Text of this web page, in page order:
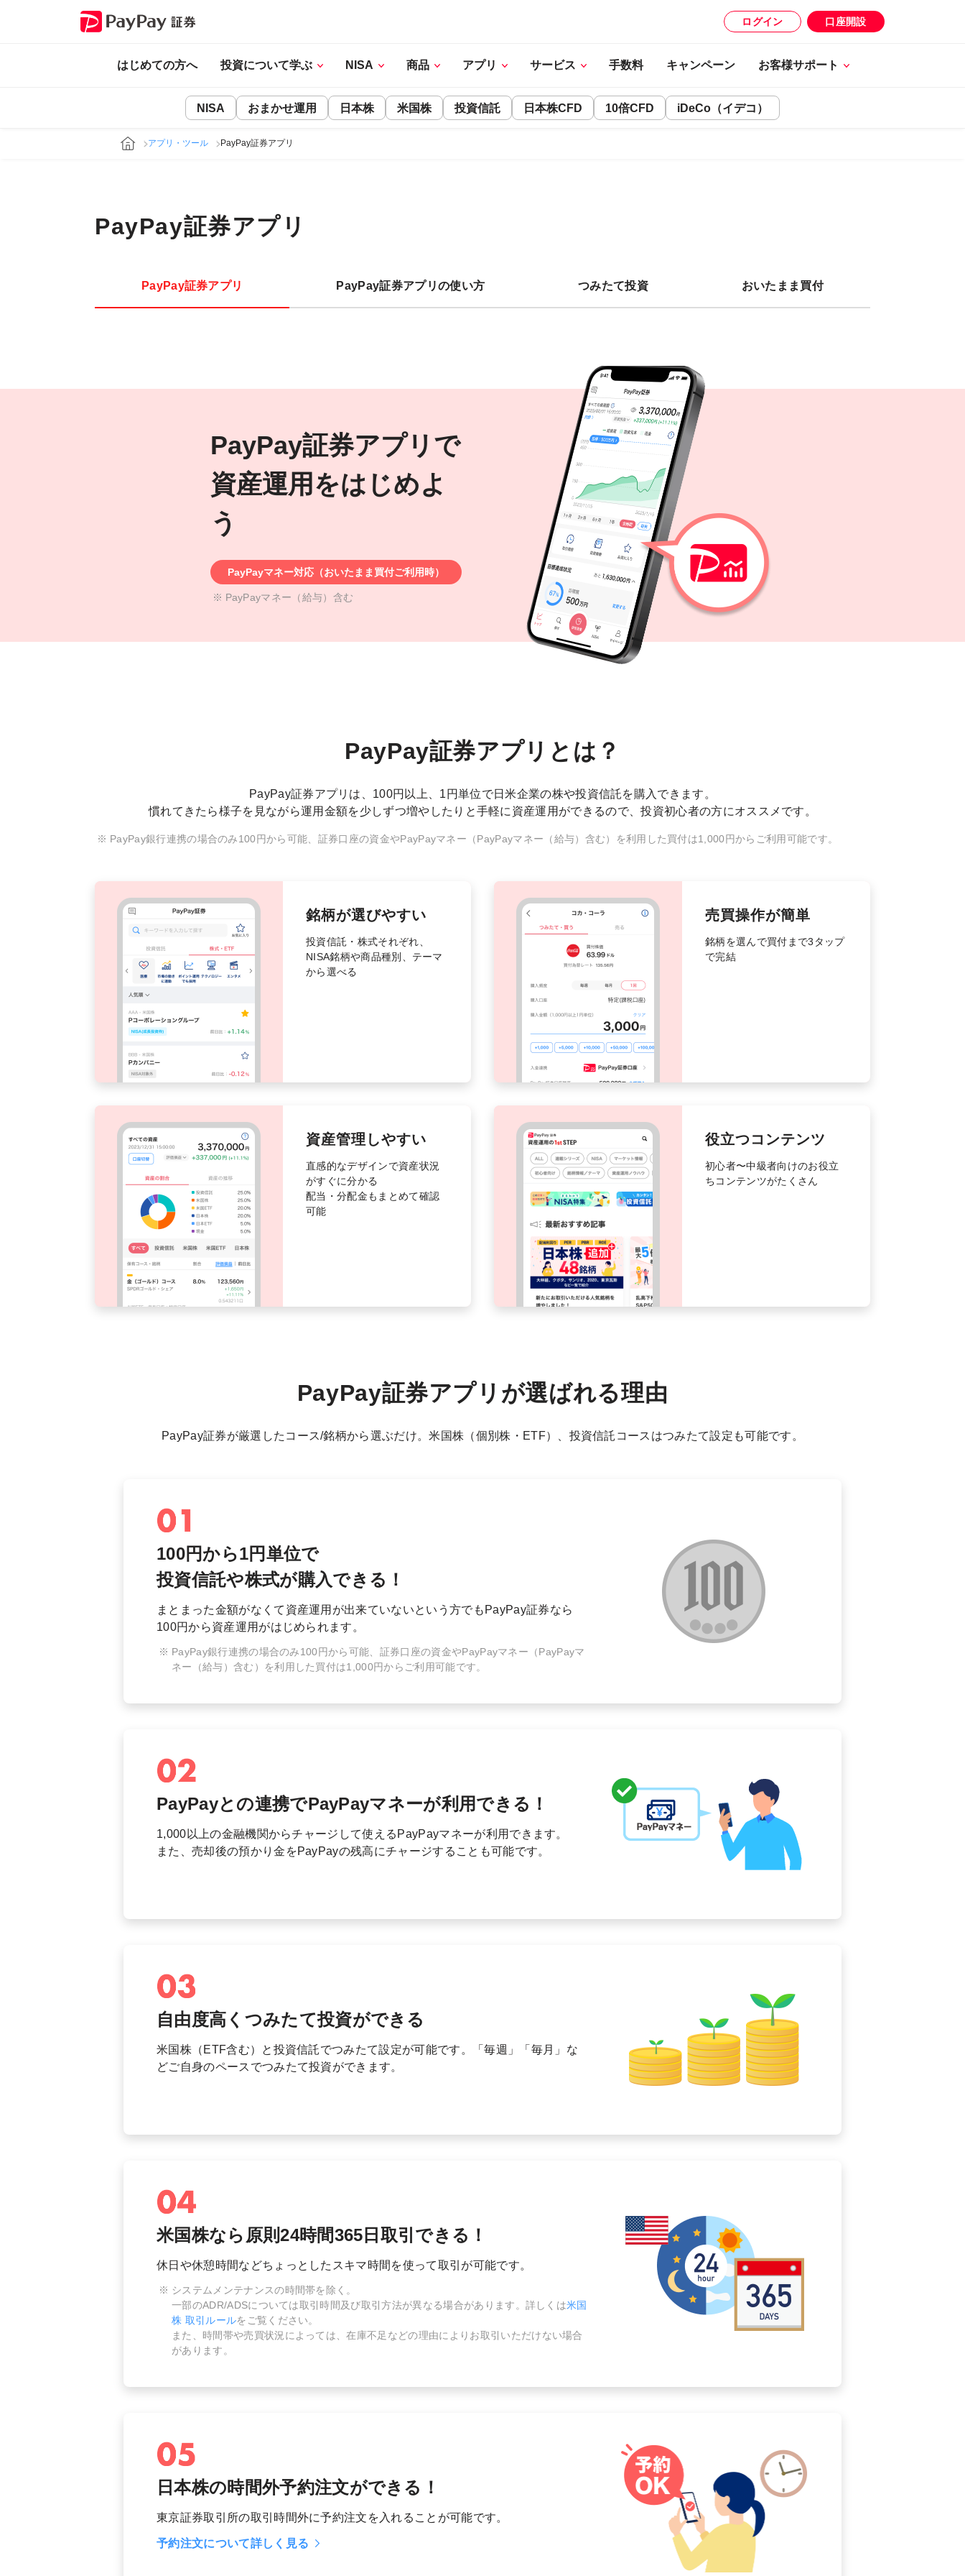
ログイン 口座開設
はじめての方へ 投資について学ぶ NISA 商品 アプリ サービス 手数料 キャンペーン お客様サポート
NISA おまかせ運用 日本株 米国株 投資信託 日本株CFD 10倍CFD iDeCo（イデコ）
アプリ・ツール PayPay証券アプリ
PayPay証券アプリ
PayPay証券アプリ PayPay証券アプリの使い方 つみたて投資 おいたまま買付
PayPay証券アプリで
資産運用をはじめよ
う
PayPayマネー対応（おいたまま買付ご利用時）
PayPayマネー（給与）含む
PayPay証券アプリとは？
PayPay証券アプリは、100円以上、1円単位で日米企業の株や投資信託を購入できます。
慣れてきたら様子を見ながら運用金額を少しずつ増やしたりと手軽に資産運用ができるので、投資初心者の方にオススメです。
PayPay銀行連携の場合のみ100円から可能、証券口座の資金やPayPayマネー（PayPayマネー（給与）含む）を利用した買付は1,000円からご利用可能です。
銘柄が選びやすい
投資信託・株式それぞれ、
NISA銘柄や商品種別、テーマ
から選べる
売買操作が簡単
銘柄を選んで買付まで3タップ
で完結
資産管理しやすい
直感的なデザインで資産状況
がすぐに分かる
配当・分配金もまとめて確認
可能
役立つコンテンツ
初心者〜中級者向けのお役立
ちコンテンツがたくさん
PayPay証券アプリが選ばれる理由
PayPay証券が厳選したコース/銘柄から選ぶだけ。米国株（個別株・ETF）、投資信託コースはつみたて設定も可能です。
100円から1円単位で
投資信託や株式が購入できる！
まとまった金額がなくて資産運用が出来ていないという方でもPayPay証券なら
100円から資産運用がはじめられます。
PayPay銀行連携の場合のみ100円から可能、証券口座の資金やPayPayマネー（PayPayマ
ネー（給与）含む）を利用した買付は1,000円からご利用可能です。
PayPayとの連携でPayPayマネーが利用できる！
1,000以上の金融機関からチャージして使えるPayPayマネーが利用できます。
また、売却後の預かり金をPayPayの残高にチャージすることも可能です。
自由度高く つみたて投資ができる
米国株（ETF含む）と投資信託でつみたて設定が可能です。「毎週」「毎月」な
どご自身のペースでつみたて投資ができます。
米国株なら原則24時間365日取引できる！
休日や休憩時間などちょっとしたスキマ時間を使って取引が可能です。
システムメンテナンスの時間帯を除く。
一部のADR/ADSについては取引時間及び取引方法が異なる場合があります。詳しくは米国
株 取引ルールをご覧ください。
また、時間帯や売買状況によっては、在庫不足などの理由によりお取引いただけない場合
があります。
日本株の時間外予約注文ができる！
東京証券取引所の取引時間外に予約注文を入れることが可能です。
予約注文について詳しく見る